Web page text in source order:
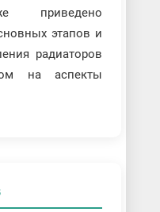
приведено
этапов и
радиаторов
на аспекты